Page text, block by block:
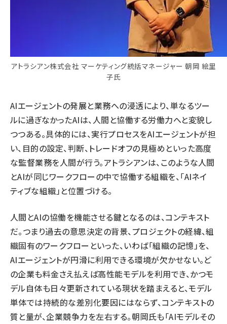
アトラシアン株式会社 マーケティング統括マネージャー 朝岡 絵里
子氏
AIエージェントの発展と業務への浸透により、単なるツー
ルに過ぎなかったAIは、人間と協働する労働力へと変貌し
つつある。具体的には、実行プロセスをAIエージェントが担
い、目的の設定、判断、トレードオフの見極めといった高度
な監督業務を人間が行う。アトラシアンは、このような人間
とAIが同じワークフローの中で協働する組織を、「AIネイ
ティブな組織」と位置づける。
人間とAIの協働を機能させる鍵となるのは、コンテキスト
だ。つまり過去の意思決定の背景、プロジェクトの経緯、組
織固有のワークフローといった、いわば「組織の記憶」を、
AIエージェントが円滑に利用できる環境が欠かせない。ど
の企業も料金さえ払えば高性能モデルを利用でき、かつモ
デル自体も日々更新されている現状を踏まえると、モデル
単体では持続的な差別化要因にはならず、コンテキストの
質と量が、企業競争力を左右する。朝岡氏も「AIモデルその